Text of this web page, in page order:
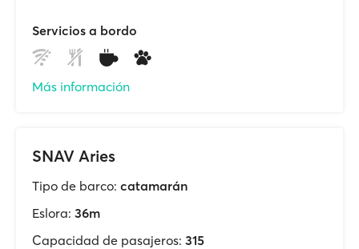
Servicios a bordo
Más información
SNAV Aries
Tipo de barco: catamarán
Eslora: 36m
Capacidad de pasajeros: 315